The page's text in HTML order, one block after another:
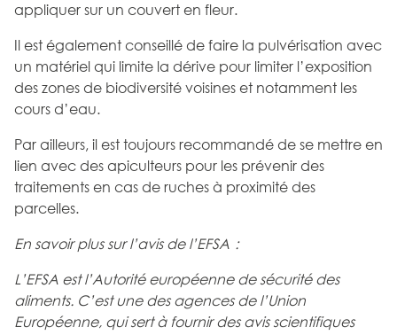
appliquer sur un couvert en fleur.
Il est également conseillé de faire la pulvérisation avec
un matériel qui limite la dérive pour limiter l’exposition
des zones de biodiversité voisines et notamment les
cours d’eau.
Par ailleurs, il est toujours recommandé de se mettre en
lien avec des apiculteurs pour les prévenir des
traitements en cas de ruches à proximité des
parcelles.
En savoir plus sur l’avis de l’EFSA :
L’EFSA est l’Autorité européenne de sécurité des
aliments. C’est une des agences de l’Union
Européenne, qui sert à fournir des avis scientifiques